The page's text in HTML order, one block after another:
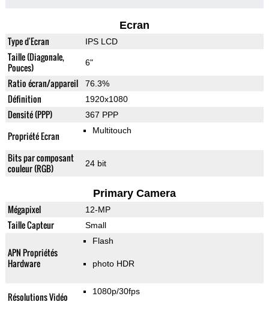
Ecran
Type d'Ecran IPS LCD
Taille (Diagonale,
Pouces)
6"
Ratio écran/appareil 76.3%
Définition 1920x1080
Densité (PPP) 367 PPP
Propriété Ecran Multitouch
Bits par composant
couleur (RGB)
24 bit
Primary Camera
Mégapixel 12-MP
Taille Capteur Small
APN Propriétés
Hardware
Flash
photo HDR
Résolutions Vidéo 1080p/30fps